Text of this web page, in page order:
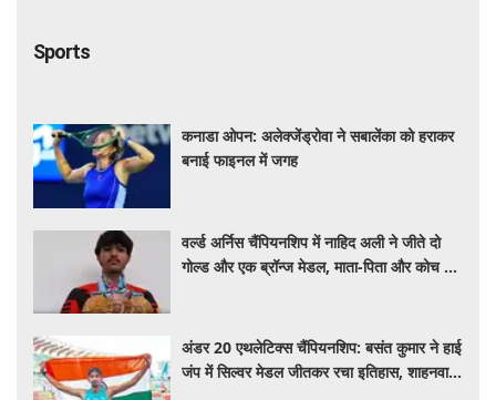
Sports
कनाडा ओपन: अलेक्जेंड्रोवा ने सबालेंका को हराकर
बनाई फाइनल में जगह
वर्ल्ड अर्निस चैंपियनशिप में नाहिद अली ने जीते दो
गोल्ड और एक ब्रॉन्ज मेडल, माता-पिता और कोच को
अंडर 20 एथलेटिक्स चैंपियनशिप: बसंत कुमार ने हाई
जंप में सिल्वर मेडल जीतकर रचा इतिहास, शाहनवाज